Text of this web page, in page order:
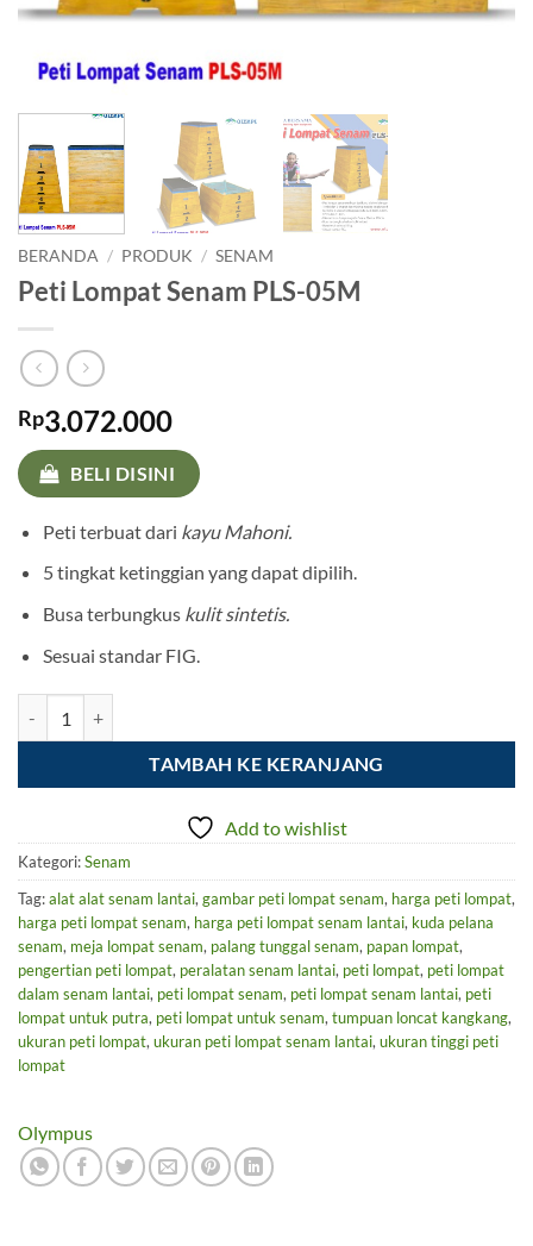
BERANDA / PRODUK / SENAM
Peti Lompat Senam PLS-05M
Rp3.072.000
BELI DISINI
Peti terbuat dari kayu Mahoni.
5 tingkat ketinggian yang dapat dipilih.
Busa terbungkus kulit sintetis.
Sesuai standar FIG.
TAMBAH KE KERANJANG
Add to wishlist
Kategori:Senam
Tag:alat alat senam lantai,gambar peti lompat senam, harga peti lompat,
harga peti lompat senam, harga peti lompat senam lantai, kuda pelana
senam, meja lompat senam, palang tunggal senam, papan lompat,
pengertian peti lompat, peralatan senam lantai, peti lompat, peti lompat
dalam senam lantai, peti lompat senam, peti lompat senam lantai, peti
lompat untuk putra, peti lompat untuk senam,tumpuan loncat kangkang,
ukuran peti lompat,ukuran peti lompat senam lantai,ukuran tinggi peti
lompat
Olympus